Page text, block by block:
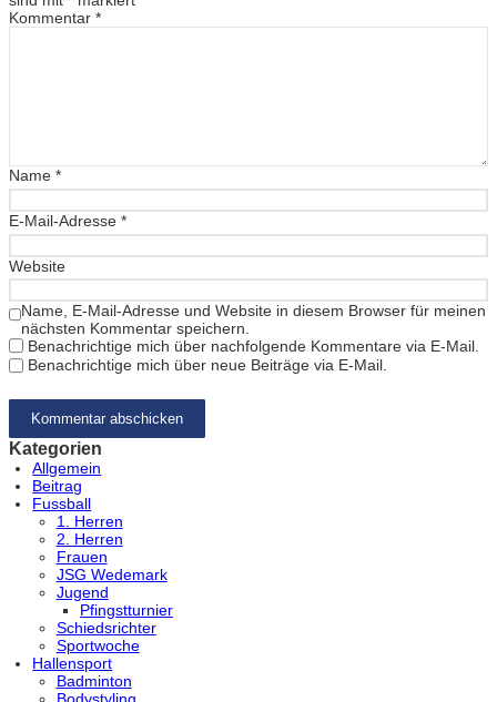
Kommentar *
Name *
E-Mail-Adresse *
Website
Name, E-Mail-Adresse und Website in diesem Browser für meinen
nächsten Kommentar speichern.
Benachrichtige mich über nachfolgende Kommentare via E-Mail.
Benachrichtige mich über neue Beiträge via E-Mail.
Kategorien
Allgemein
Beitrag
Fussball
1. Herren
2. Herren
Frauen
JSG Wedemark
Jugend
Pfingstturnier
Schiedsrichter
Sportwoche
Hallensport
Badminton